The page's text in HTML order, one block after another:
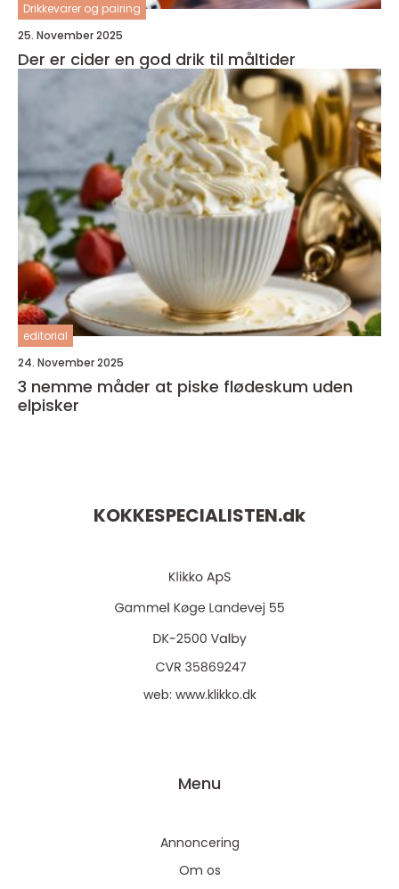
Drikkevarer og pairing
25. November 2025
Der er cider en god drik til måltider
editorial
24. November 2025
3 nemme måder at piske flødeskum uden
elpisker
KOKKESPECIALISTEN.dk
web: www.klikko.dk
Menu
Annoncering
Om os